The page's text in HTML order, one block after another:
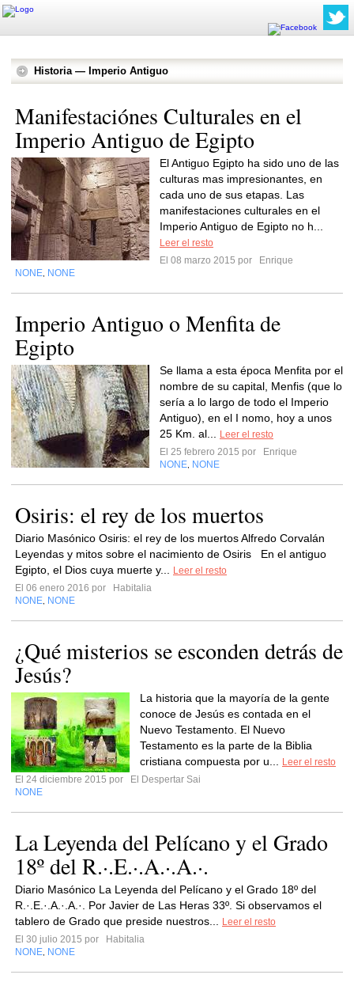
Historia — Imperio Antiguo
Manifestaciónes Culturales en el
Imperio Antiguo de Egipto
El Antiguo Egipto ha sido uno de las
culturas mas impresionantes, en
cada uno de sus etapas. Las
manifestaciones culturales en el
Imperio Antiguo de Egipto no h...
Leer el resto
El 08 marzo 2015 por
Enrique
NONE NONE
Imperio Antiguo o Menfita de
Egipto
Se llama a esta época Menfita por el
nombre de su capital, Menfis (que lo
sería a lo largo de todo el Imperio
Antiguo), en el I nomo, hoy a unos
25 Km. al...
Leer el resto
El 25 febrero 2015 por
Enrique
NONE NONE
Osiris: el rey de los muertos
Diario Masónico Osiris: el rey de los muertos Alfredo Corvalán
Leyendas y mitos sobre el nacimiento de Osiris En el antiguo
Egipto, el Dios cuya muerte y...
Leer el resto
El 06 enero 2016 por
Habitalia
NONE NONE
¿Qué misterios se esconden detrás de
Jesús?
La historia que la mayoría de la gente
conoce de Jesús es contada en el
Nuevo Testamento. El Nuevo
Testamento es la parte de la Biblia
cristiana compuesta por u...
Leer el resto
El 24 diciembre 2015 por
El Despertar Sai
NONE
La Leyenda del Pelícano y el Grado
18º del R.·.E.·.A.·.A.·.
Diario Masónico La Leyenda del Pelícano y el Grado 18º del
R.·.E.·.A.·.A.·. Por Javier de Las Heras 33º. Si observamos el
tablero de Grado que preside nuestros...
Leer el resto
El 30 julio 2015 por
Habitalia
NONE NONE